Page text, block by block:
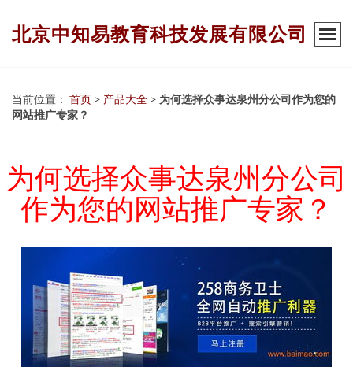
北京中知易教育科技发展有限公司
当前位置： 首页 > 产品大全 > 为何选择众事达泉州分公司作为您的
网站推广专家？
为何选择众事达泉州分公司
作为您的网站推广专家？